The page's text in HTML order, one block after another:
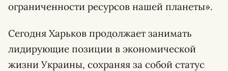
ограниченности ресурсов нашей планеты».
Сегодня Харьков продолжает занимать
лидирующие позиции в экономической
жизни Украины, сохраняя за собой статус